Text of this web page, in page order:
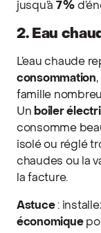
jusqu’à 7 %
2. Eau
L’eau chaude
consommation
famille
Un boiler
consomme
isolé ou réglé
chaudes ou la
la facture.
Astuce:
économique